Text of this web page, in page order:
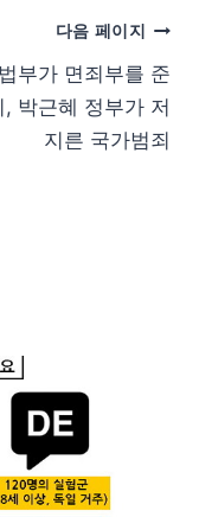
다음 페이지
부가 면죄부를 준
, 박근혜 정부가 저
지른 국가범죄